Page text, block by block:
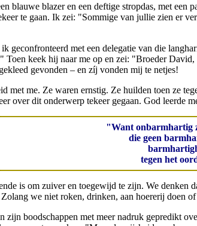
blauwe blazer en een deftige stropdas, met een
te gaan. Ik zei: "Sommige van jullie zien er
geconfronteerd met een delegatie van die
Toen keek hij naar me op en zei: "Broeder
gevonden – en zíj vonden mij te netjes!
met me. Ze waren ernstig. Ze huilden toen ze
over dit onderwerp tekeer gegaan. God leerde
"Want onbarmhartig
die geen
tegen het
is om zuiver en toegewijd te zijn. We denken
we niet roken, drinken, aan hoererij doen
zijn boodschappen met meer nadruk gepredikt